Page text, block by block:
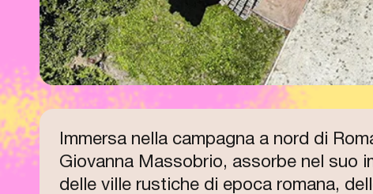
Immersa nella campagna a nord di
Giovanna Massobrio, assorbe nel suo
delle ville rustiche di epoca romana,